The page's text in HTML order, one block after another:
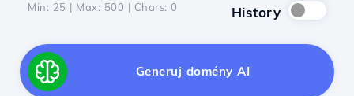
Min: 25 | Max: 500 | Chars: 0 History
Generuj domény AI